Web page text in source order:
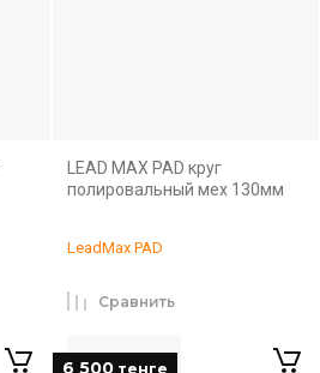
LEAD MAX PAD круг
полировальный мех 130мм
LeadMax PAD
6 500 тенге
Сравнить